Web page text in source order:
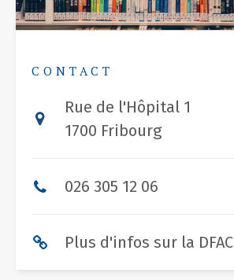
CONTACT
Rue de l'Hôpital 1
1700 Fribourg
026 305 12 06
Plus d'infos sur la DFAC